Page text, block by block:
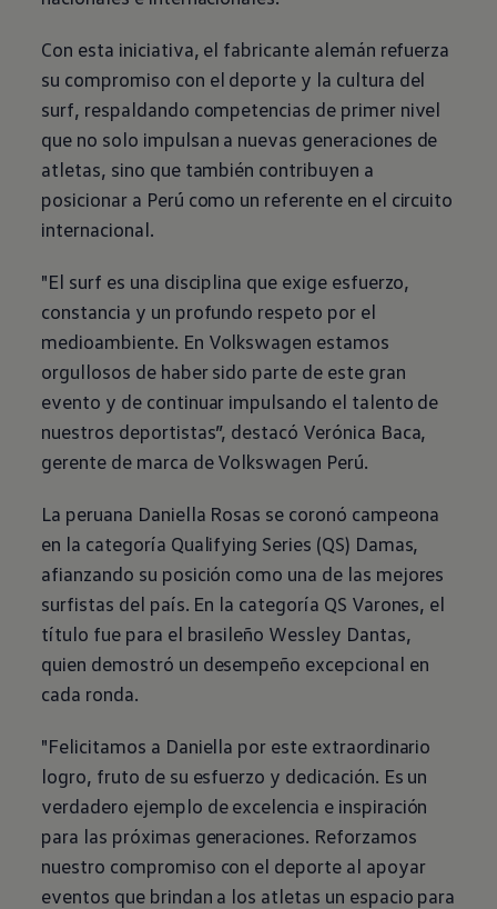
Con esta iniciativa, el fabricante alemán refuerza
su compromiso con el deporte y la cultura del
surf, respaldando competencias de primer nivel
que no solo impulsan a nuevas generaciones de
atletas, sino que también contribuyen a
posicionar a Perú como un referente en el circuito
internacional.
"El surf es una disciplina que exige esfuerzo,
constancia y un profundo respeto por el
medioambiente. En Volkswagen estamos
orgullosos de haber sido parte de este gran
evento y de continuar impulsando el talento de
nuestros deportistas”, destacó Verónica Baca,
gerente de marca de Volkswagen Perú.
La peruana Daniella Rosas se coronó campeona
en la categoría Qualifying Series (QS) Damas,
afianzando su posición como una de las mejores
surfistas del país. En la categoría QS Varones, el
título fue para el brasileño Wessley Dantas,
quien demostró un desempeño excepcional en
cada ronda.
"Felicitamos a Daniella por este extraordinario
logro, fruto de su esfuerzo y dedicación. Es un
verdadero ejemplo de excelencia e inspiración
para las próximas generaciones. Reforzamos
nuestro compromiso con el deporte al apoyar
eventos que brindan a los atletas un espacio para